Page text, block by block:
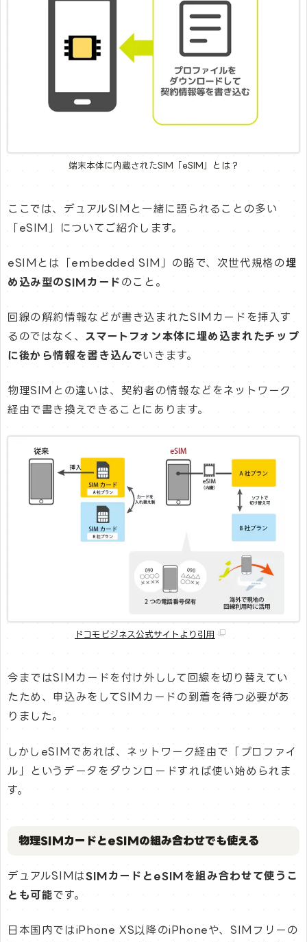
端末本体に内蔵されたSIM「eSIM」とは？
ここでは、デュアルSIMと一緒に語られることの多い
「eSIM」についてご紹介します。
eSIMとは「embedded SIM」の略で、次世代規格の埋
め込み型のSIMカード のこと。
回線の解約情報などが書き込まれたSIMカードを挿入す
るのではなく、 スマートフォン本体に埋め込まれたチップ
に後から情報を書き込んでいきます。
物理SIMとの違いは、契約者の情報などをネットワーク
経由で書き換えできることにあります。
ドコモビジネス公式サイトより引用
今まではSIMカードを付け外しして回線を切り替えてい
たため、申込みをしてSIMカードの到着を待つ必要があ
りました。
しかしeSIMであれば、ネットワーク経由で「プロファイ
ル」というデータをダウンロードすれば使い始められま
す。
物理SIMカードとeSIMの組み合わせでも使える
デュアルSIMはSIMカードとeSIMを組み合わせて使うこ
とも可能です。
日本国内ではiPhone XS以降のiPhoneや、SIMフリーの